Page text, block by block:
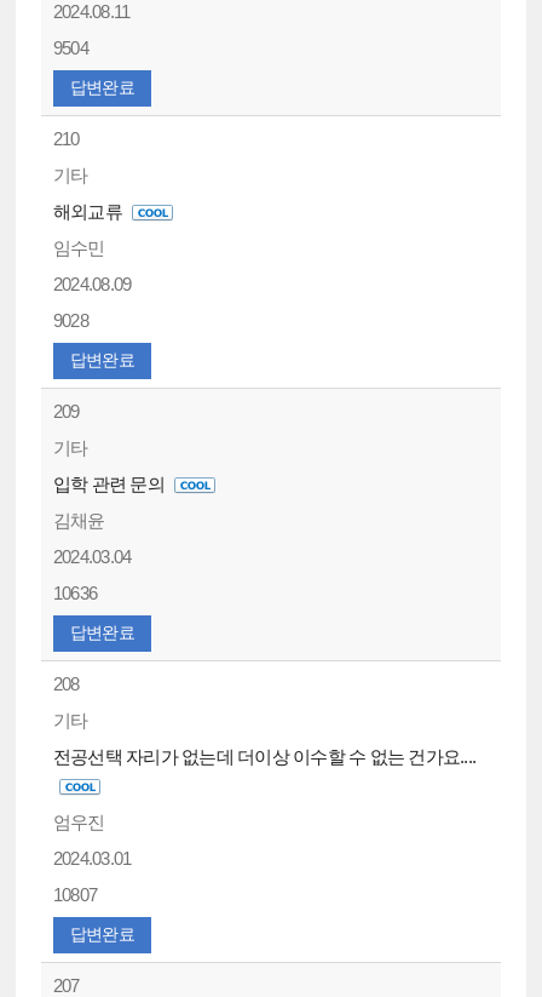
2024.08.11
9504
답변완료
210
기타
해외교류
임수민
2024.08.09
9028
답변완료
209
기타
입학 관련 문의
김채윤
2024.03.04
10636
답변완료
208
기타
전공선택 자리가 없는데 더이상 이수할 수 없는 건가요....
엄우진
2024.03.01
10807
답변완료
207